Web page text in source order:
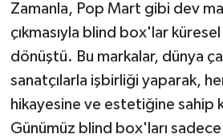
Zamanla, Pop Mart gibi dev
çıkmasıyla blind box'lar
dönüştü. Bu markalar, dünya
sanatçılarla işbirliği yaparak,
hikayesine ve estetiğine sahip
Günümüz blind box'ları